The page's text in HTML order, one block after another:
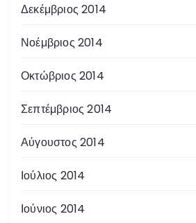
Δεκέμβριος 2014
Νοέμβριος 2014
Οκτώβριος 2014
Σεπτέμβριος 2014
Αύγουστος 2014
Ιούλιος 2014
Ιούνιος 2014